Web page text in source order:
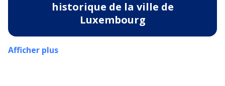
historique de la ville de
Luxembourg
Afficher plus